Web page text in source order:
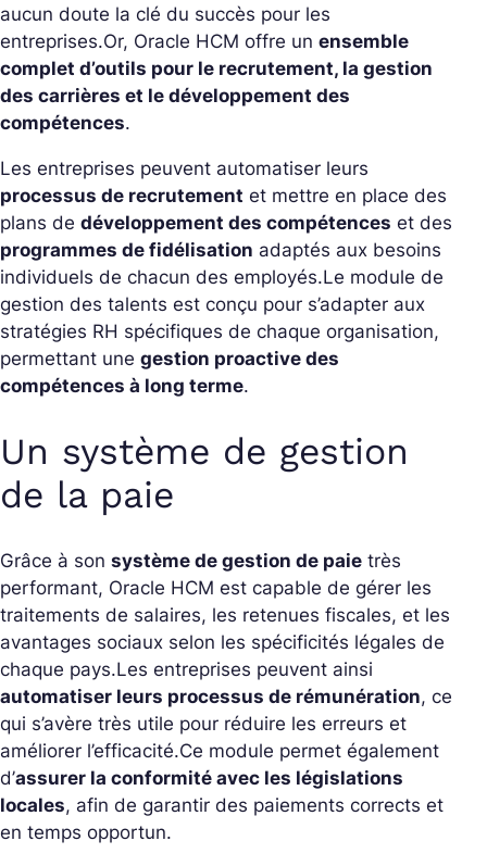
aucun doute la clé du succès pour les
entreprises.Or, Oracle HCM offre un ensemble
complet d’outils pour le recrutement, la gestion
des carrières et le développement des
compétences.
Les entreprises peuvent automatiser leurs
processus de recrutement et mettre en place des
plans de développement des compétences et des
programmes de fidélisation adaptés aux besoins
individuels de chacun des employés.Le module de
gestion des talents est conçu pour s’adapter aux
stratégies RH spécifiques de chaque organisation,
permettant une gestion proactive des
compétences à long terme.
Un système de gestion
de la paie
Grâce à son système de gestion de paie très
performant, Oracle HCM est capable de gérer les
traitements de salaires, les retenues fiscales, et les
avantages sociaux selon les spécificités légales de
chaque pays.Les entreprises peuvent ainsi
automatiser leurs processus de rémunération, ce
qui s’avère très utile pour réduire les erreurs et
améliorer l’efficacité.Ce module permet également
d’assurer la conformité avec les législations
locales, afin de garantir des paiements corrects et
en temps opportun.